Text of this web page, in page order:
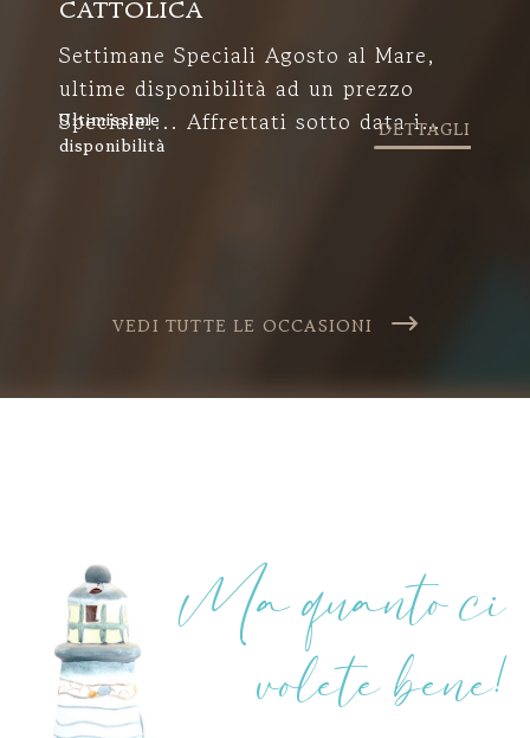
CATTOLICA
Settimane Speciali Agosto al Mare,
ultime disponibilità ad un prezzo
Speciale!... Affrettati sotto data i
prezzi saliranno!
Ultimissime
disponibilità
DETTAGLI
VEDI TUTTE LE OCCASIONI
Ma quanto ci
volete bene!